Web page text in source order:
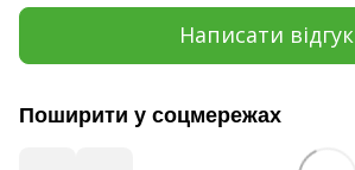
Написати відгук
Поширити у соцмережах